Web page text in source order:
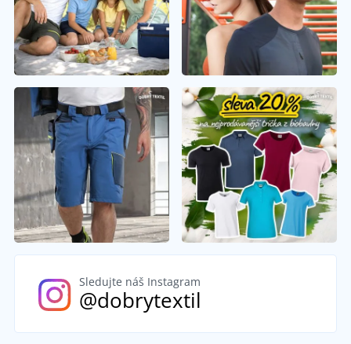
Sledujte náš Instagram
@dobrytextil